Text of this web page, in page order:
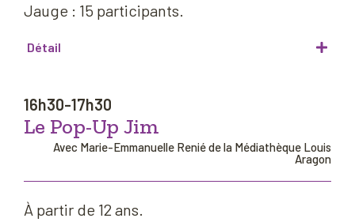
Jauge : 15 participants.
Détail
16h30-17h30
Le Pop-Up Jim
Avec Marie-Emmanuelle Renié de la Médiathèque Louis
Aragon
À partir de 12 ans.